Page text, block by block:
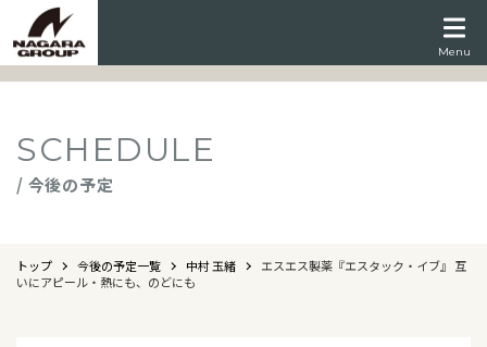
Menu
SCHEDULE
/ 今後の予定
トップ 今後の予定一覧 中村 玉緒
エスエス製薬『エスタック・イブ』 互
いにアピール・熱にも、のどにも